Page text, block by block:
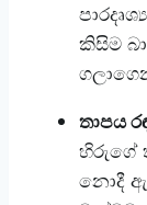
කිසිම
තාපය
හිරුගේ
නොදී